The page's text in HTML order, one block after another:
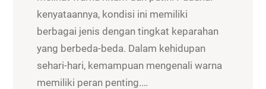
kenyataannya, kondisi ini memiliki
berbagai jenis dengan tingkat keparahan
yang berbeda-beda. Dalam kehidupan
sehari-hari, kemampuan mengenali warna
memiliki peran penting.…